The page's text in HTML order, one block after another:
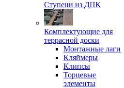
Ступени из ДПК
Комплектующие для
террасной доски
Монтажные лаги
Кляймеры
Клипсы
Торцевые
элементы